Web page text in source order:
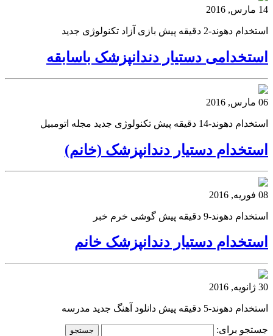
14 مارس, 2016
استخدام دهوند-2 دقیقه پیش بازی آزاد تکنولوژی جدید
استخدامی دستیار دندانپزشک باسابقه
06 مارس, 2016
استخدام دهوند-14 دقیقه پیش تکنولوژی جدید مجله اتومبیل
استخدام دستیار دندانپزشک (خانم)
08 فوریه, 2016
استخدام دهوند-9 دقیقه پیش گوشی خرم خبر
استخدام دستیار دندانپزشک خانم
30 ژانویه, 2016
استخدام دهوند-5 دقیقه پیش دانلود آهنگ جدید مدرسه
جستجو برای: